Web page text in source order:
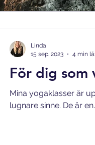
För dig som
Mina yogaklasser är
lugnare sinne. De är
Linda
15 sep. 2023
4 min